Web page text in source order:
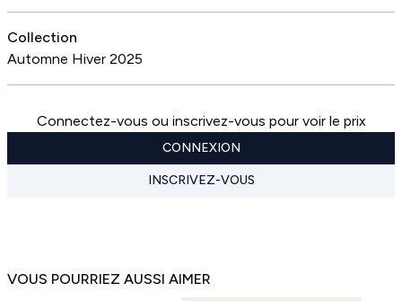
Collection
Automne Hiver 2025
Connectez-vous ou inscrivez-vous pour voir le prix
CONNEXION
INSCRIVEZ-VOUS
VOUS POURRIEZ AUSSI AIMER